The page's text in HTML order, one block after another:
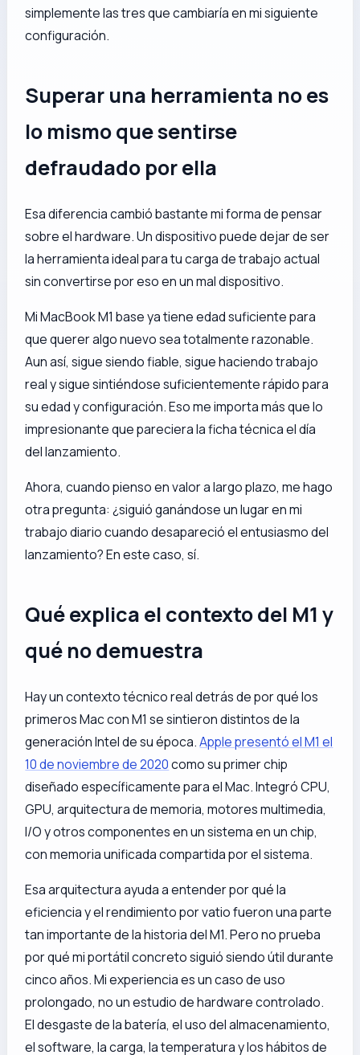
simplemente las tres que cambiaría en mi siguiente
configuración.
Superar una herramienta no es
lo mismo que sentirse
defraudado por ella
Esa diferencia cambió bastante mi forma de pensar
sobre el hardware. Un dispositivo puede dejar de ser
la herramienta ideal para tu carga de trabajo actual
sin convertirse por eso en un mal dispositivo.
Mi MacBook M1 base ya tiene edad suficiente para
que querer algo nuevo sea totalmente razonable.
Aun así, sigue siendo fiable, sigue haciendo trabajo
real y sigue sintiéndose suficientemente rápido para
su edad y configuración. Eso me importa más que lo
impresionante que pareciera la ficha técnica el día
del lanzamiento.
Ahora, cuando pienso en valor a largo plazo, me hago
otra pregunta: ¿siguió ganándose un lugar en mi
trabajo diario cuando desapareció el entusiasmo del
lanzamiento? En este caso, sí.
Qué explica el contexto del M1 y
qué no demuestra
Hay un contexto técnico real detrás de por qué los
primeros Mac con M1 se sintieron distintos de la
generación Intel de su época.Apple presentó el M1 el
10 de noviembre de 2020como su primer chip
diseñado específicamente para el Mac. Integró CPU,
GPU, arquitectura de memoria, motores multimedia,
I/O y otros componentes en un sistema en un chip,
con memoria unificada compartida por el sistema.
Esa arquitectura ayuda a entender por qué la
eficiencia y el rendimiento por vatio fueron una parte
tan importante de la historia del M1. Pero no prueba
por qué mi portátil concreto siguió siendo útil durante
cinco años. Mi experiencia es un caso de uso
prolongado, no un estudio de hardware controlado.
El desgaste de la batería, el uso del almacenamiento,
el software, la carga, la temperatura y los hábitos de